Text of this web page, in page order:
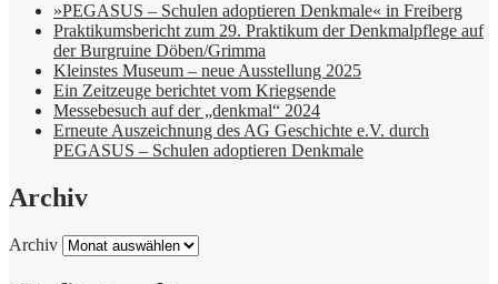
»PEGASUS – Schulen adoptieren Denkmale« in Freiberg
Praktikumsbericht zum 29. Praktikum der Denkmalpflege auf
der Burgruine Döben/Grimma
Kleinstes Museum – neue Ausstellung 2025
Ein Zeitzeuge berichtet vom Kriegsende
Messebesuch auf der „denkmal“ 2024
Erneute Auszeichnung des AG Geschichte e.V. durch
PEGASUS – Schulen adoptieren Denkmale
Archiv
Archiv